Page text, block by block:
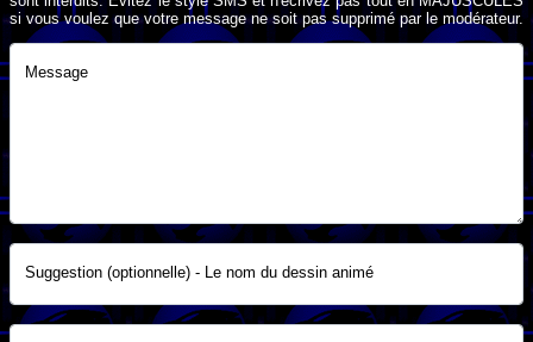
si vous voulez que votre message ne soit pas supprimé par le modérateur.
Message
Suggestion (optionnelle) - Le nom du dessin animé